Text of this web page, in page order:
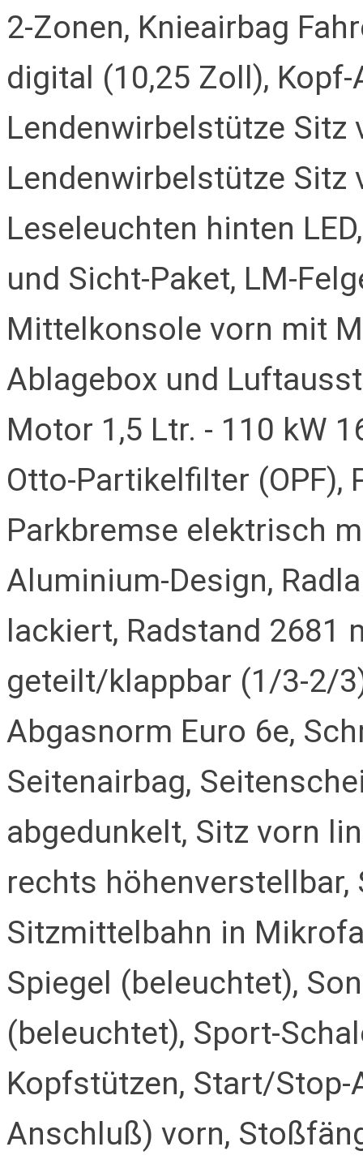
2-Zonen, Knieairbag
digital (10,25 Zoll),
Lendenwirbelstütze Sitz
Lendenwirbelstütze Sitz
Leseleuchten hinten
und Sicht-Paket, LM-
Mittelkonsole vorn mit
Ablagebox und
Motor 1,5 Ltr. - 110 kW
Otto-Partikelfilter (OPF),
Parkbremse elektrisch
Aluminium-Design,
lackiert, Radstand 2681
geteilt/klappbar (1/3-2/
Abgasnorm Euro 6e,
Seitenairbag,
abgedunkelt, Sitz vorn
rechts
Sitzmittelbahn in
Spiegel (beleuchtet),
(beleuchtet), Sport-
Kopfstützen, Start/Stop-
Anschluß) vorn,